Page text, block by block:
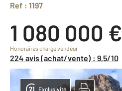
Ref : 1197
1 080 000 €
Honoraires charge vendeur
224 avis (achat/vente) : 9,5/10
Exclusivité